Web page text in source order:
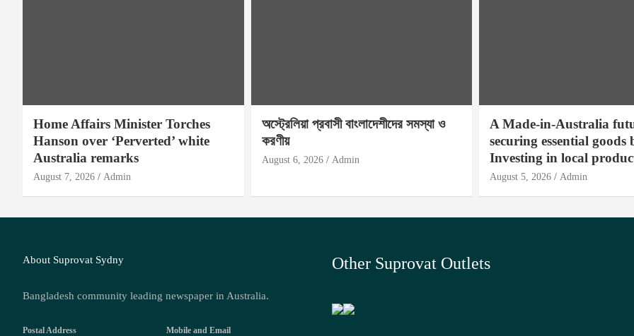
Home Affairs Minister Torches
Hanson over ‘Perverted’ white
Australia remarks
August 7, 2026 Admin
অস্ট্রেলিয়া প্রবাসী বাংলাদেশীদের সমস্যা ও
করণীয়
August 6, 2026 Admin
A Made-in-Australia
securing essential goods
Investing in local
August 5, 2026 Admin
About Suprovat Sydny
Bangladesh community leading newspaper in Australia.
Postal Address Mobile and Email
Other Suprovat Outlets